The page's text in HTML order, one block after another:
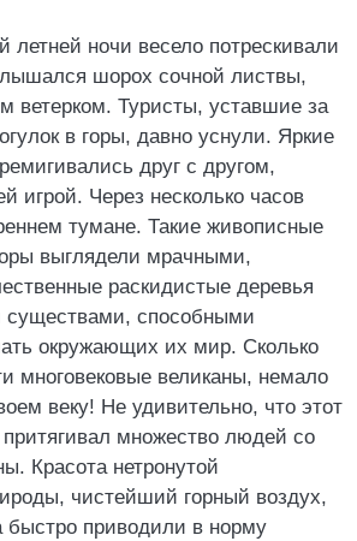
ночи весело потрескивали
шорох сочной листвы,
ветерком. Туристы, уставшие за
в горы, давно уснули. Яркие
друг с другом,
игрой. Через несколько часов
тумане. Такие живописные
выглядели мрачными,
раскидистые деревья
существами, способными
окружающих их мир. Сколько
многовековые великаны, немало
веку! Не удивительно, что этот
притягивал множество людей со
Красота нетронутой
чистейший горный воздух,
быстро приводили в норму